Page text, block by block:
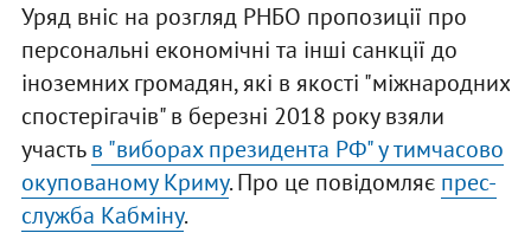
Уряд вніс на розгляд РНБО пропозиції про
персональні економічні та інші санкції до
іноземних громадян, які в якості "міжнародних
спостерігачів" в березні 2018 року взяли
участьв "виборах президента РФ" у тимчасово
окупованому Криму. Про це повідомляє прес-
служба Кабміну.